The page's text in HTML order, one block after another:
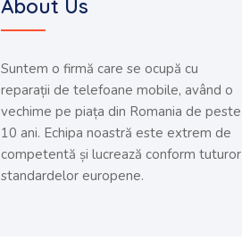
About Us
Suntem o firmă care se ocupă cu
reparații de telefoane mobile, având o
vechime pe piața din Romania de peste
10 ani. Echipa noastră este extrem de
competentă și lucrează conform tuturor
standardelor europene.